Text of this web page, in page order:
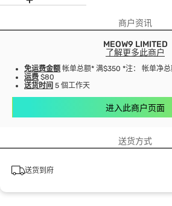
商户资讯
MEOW9 LIMITED
了解更多此商户
免运费金额 帐单总额* 满$350 *注： 帐单净
运费 $80
送货时间 5 個工作天
进入此商户页面
送货方式
送货到府